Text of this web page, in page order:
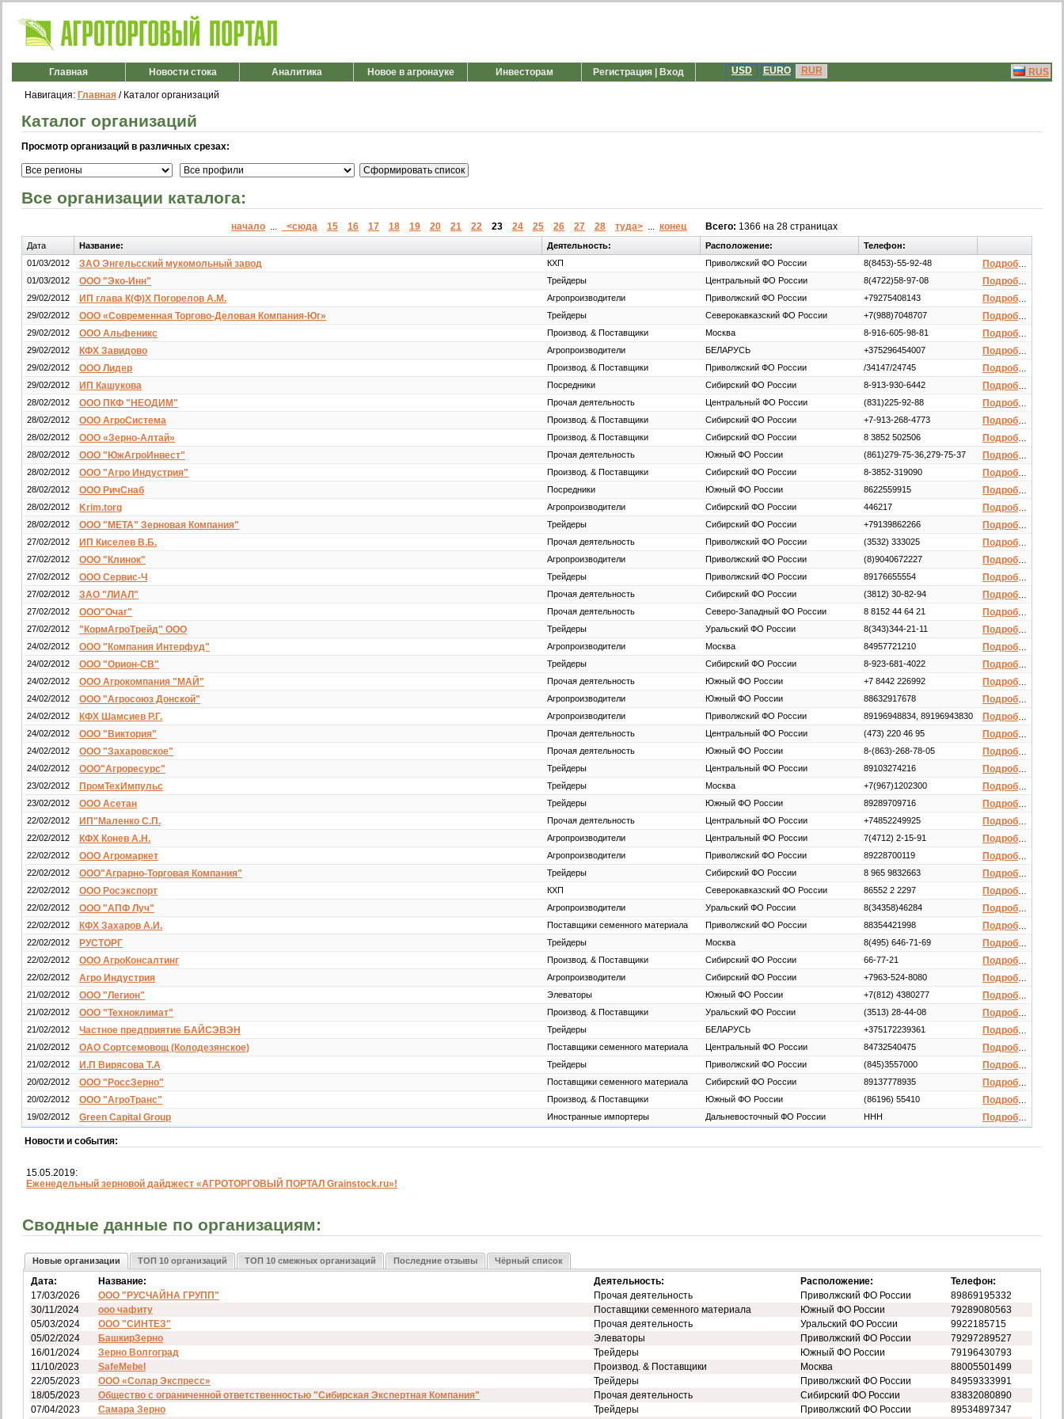
Главная Новости стока Аналитика Новое в агронауке Инвесторам Регистрация | Вход RUS
USD EURO RUR
Навигация: Главная / Каталог организаций
Каталог организаций
Просмотр организаций в различных срезах:
Все организации каталога:
начало ... <сюда 15 16 17 18 19 20 21 22 23 24 25 26 27 28 туда> ... конец Всего: 1366 на 28 страницах
Дата Название: Деятельность: Расположение:
Телефон:
01/03/2012
ЗАО Энгельсский мукомольный завод КХП Приволжский ФО России 8(8453)-55-92-48
01/03/2012
ООО "Эко-Инн" Трейдеры Центральный ФО России 8(4722)58-97-08
29/02/2012
ИП глава К(Ф)Х Погорелов А.М. Агропроизводители Приволжский ФО России +79275408143
29/02/2012
ООО «Современная Торгово-Деловая Компания-Юг» Трейдеры Северокавказский ФО России +7(988)7048707
29/02/2012
ООО Альфеникс Производ. & Поставщики Москва 8-916-605-98-81
29/02/2012
КФХ Завидово Агропроизводители БЕЛАРУСЬ +375296454007
29/02/2012
ООО Лидер Производ. & Поставщики Приволжский ФО России /34147/24745
29/02/2012
ИП Кашукова Посредники Сибирский ФО России 8-913-930-6442
28/02/2012
ООО ПКФ "НЕОДИМ" Прочая деятельность Центральный ФО России (831)225-92-88
28/02/2012
ООО АгроСистема Производ. & Поставщики Сибирский ФО России +7-913-268-4773
28/02/2012
ООО «Зерно-Алтай» Производ. & Поставщики Сибирский ФО России 8 3852 502506
28/02/2012
ООО "ЮжАгроИнвест" Прочая деятельность Южный ФО России (861)279-75-36,279-75-37
28/02/2012
ООО "Агро Индустрия" Производ. & Поставщики Сибирский ФО России 8-3852-319090
28/02/2012
ООО РичСнаб Посредники Южный ФО России 8622559915
28/02/2012
Krim.torg Агропроизводители Сибирский ФО России 446217
28/02/2012
ООО "МЕТА" Зерновая Компания" Трейдеры Сибирский ФО России +79139862266
27/02/2012
ИП Киселев В.Б. Прочая деятельность Приволжский ФО России (3532) 333025
27/02/2012
ООО "Клинок" Агропроизводители Приволжский ФО России (8)9040672227
27/02/2012
ООО Сервис-Ч Трейдеры Приволжский ФО России 89176655554
27/02/2012
ЗАО "ЛИАЛ" Прочая деятельность Сибирский ФО России (3812) 30-82-94
27/02/2012
ООО"Очаг" Прочая деятельность Северо-Западный ФО России 8 8152 44 64 21
27/02/2012
"КормАгроТрейд" ООО Трейдеры Уральский ФО России 8(343)344-21-11
24/02/2012
ООО "Компания Интерфуд" Агропроизводители Москва 84957721210
24/02/2012
ООО "Орион-СВ" Трейдеры Сибирский ФО России 8-923-681-4022
24/02/2012
ООО Агрокомпания "МАЙ" Прочая деятельность Южный ФО России +7 8442 226992
24/02/2012
ООО "Агросоюз Донской" Агропроизводители Южный ФО России 88632917678
24/02/2012
КФХ Шамсиев Р.Г. Агропроизводители Приволжский ФО России 89196948834, 89196943830
24/02/2012
ООО "Виктория" Прочая деятельность Центральный ФО России (473) 220 46 95
24/02/2012
ООО "Захаровское" Прочая деятельность Южный ФО России 8-(863)-268-78-05
24/02/2012
ООО"Агроресурс" Трейдеры Центральный ФО России 89103274216
23/02/2012
ПромТехИмпульс Трейдеры Москва +7(967)1202300
23/02/2012
ООО Асетан Трейдеры Южный ФО России 89289709716
22/02/2012
ИП"Маленко С.П. Прочая деятельность Центральный ФО России +74852249925
22/02/2012
КФХ Конев А.Н. Агропроизводители Центральный ФО России 7(4712) 2-15-91
22/02/2012
ООО Агромаркет Агропроизводители Приволжский ФО России 89228700119
22/02/2012
ООО"Аграрно-Торговая Компания" Трейдеры Сибирский ФО России 8 965 9832663
22/02/2012
ООО Росэкспорт КХП Северокавказский ФО России 86552 2 2297
22/02/2012
ООО "АПФ Луч" Агропроизводители Уральский ФО России 8(34358)46284
22/02/2012
КФХ Захаров А.И. Поставщики семенного материала Приволжский ФО России 88354421998
22/02/2012
РУСТОРГ Трейдеры Москва 8(495) 646-71-69
22/02/2012
ООО АгроКонсалтинг Производ. & Поставщики Сибирский ФО России 66-77-21
22/02/2012
Агро Индустрия Агропроизводители Сибирский ФО России +7963-524-8080
21/02/2012
ООО "Легион" Элеваторы Южный ФО России +7(812) 4380277
21/02/2012
ООО "Техноклимат" Производ. & Поставщики Уральский ФО России (3513) 28-44-08
21/02/2012
Частное предприятие БАЙСЭВЭН Трейдеры БЕЛАРУСЬ +375172239361
21/02/2012
ОАО Сортсемовощ (Колодезянское) Поставщики семенного материала Центральный ФО России 84732540475
21/02/2012
И.П Вирясова Т.А Трейдеры Приволжский ФО России (845)3557000
20/02/2012
ООО "РоссЗерно" Поставщики семенного материала Сибирский ФО России 89137778935
20/02/2012
ООО "АгроТранс" Производ. & Поставщики Южный ФО России (86196) 55410
19/02/2012
Green Capital Group Иностранные импортеры Дальневосточный ФО России HHH
Новости и события:
15.05.2019:
Еженедельный зерновой дайджест «АГРОТОРГОВЫЙ ПОРТАЛ Grainstock.ru»!
Сводные данные по организациям:
Новые организации ТОП 10 организаций ТОП 10 смежных организаций Последние отзывы Чёрный список
Дата: Название: Деятельность: Расположение:
Телефон:
17/03/2026
ООО "РУСЧАЙНА ГРУПП" Прочая деятельность Приволжский ФО России
89869195332
30/11/2024
ооо чафиту Поставщики семенного материала Южный ФО России
79289080563
05/03/2024
ООО "СИНТЕЗ" Прочая деятельность Уральский ФО России
9922185715
05/02/2024
БашкирЗерно Элеваторы Приволжский ФО России
79297289527
16/01/2024
Зерно Волгоград Трейдеры Южный ФО России
79196430793
11/10/2023
SafeMebel Производ. & Поставщики Москва
88005501499
22/05/2023
ООО «Солар Экспресс» Трейдеры Приволжский ФО России
84959333991
18/05/2023
Общество с ограниченной ответственностью "Сибирская Экспертная Компания" Прочая деятельность Сибирский ФО России
83832080890
07/04/2023
Самара Зерно Трейдеры Приволжский ФО России
89534897347